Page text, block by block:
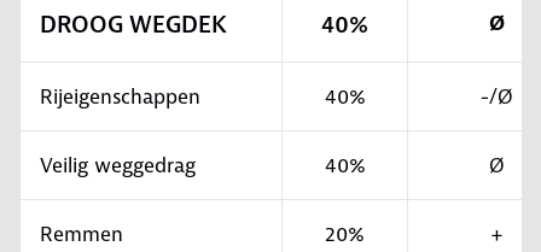
DROOG WEGDEK 40% Ø
Rijeigenschappen 40% -/Ø
Veilig weggedrag 40% Ø
Remmen 20% +